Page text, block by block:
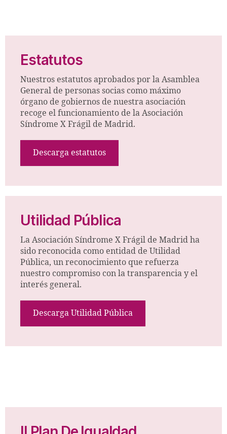
Estatutos
Nuestros estatutos aprobados por la Asamblea
General de personas socias como máximo
órgano de gobiernos de nuestra asociación
recoge el funcionamiento de la Asociación
Síndrome X Frágil de Madrid.
Descarga estatutos
Utilidad Pública
La Asociación Síndrome X Frágil de Madrid ha
sido reconocida como entidad de Utilidad
Pública, un reconocimiento que refuerza
nuestro compromiso con la transparencia y el
interés general.
Descarga Utilidad Pública